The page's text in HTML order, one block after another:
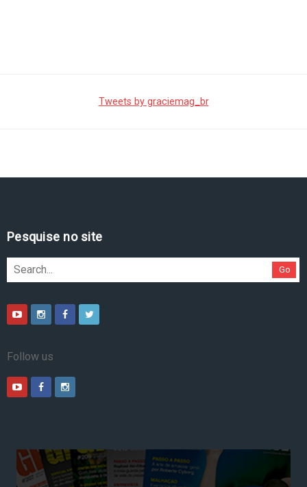
Tweets by graciemag_br
Pesquise no site
Go
Follow us